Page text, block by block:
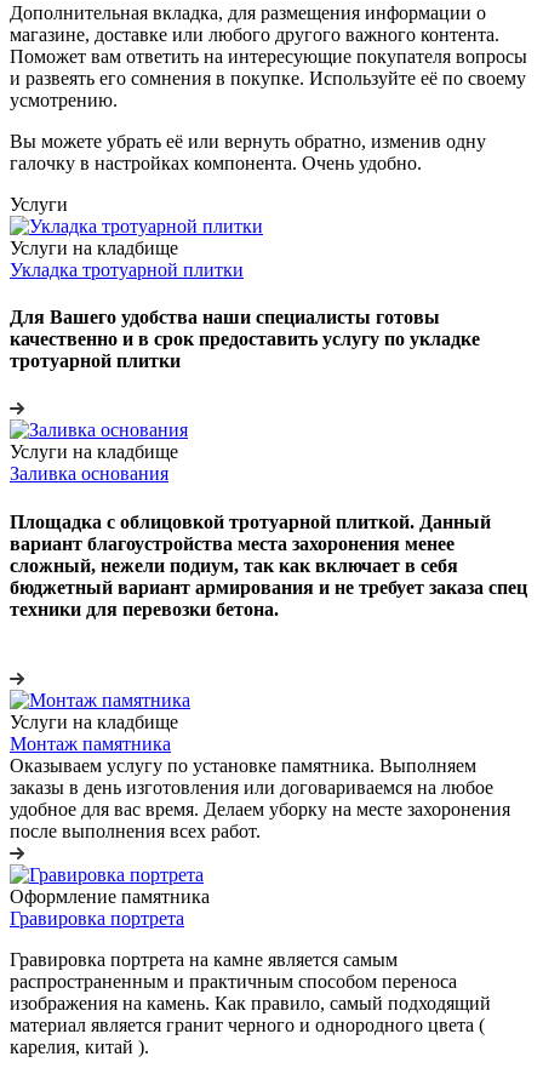
Дополнительная вкладка, для размещения информации о
магазине, доставке или любого другого важного контента.
Поможет вам ответить на интересующие покупателя вопросы
и развеять его сомнения в покупке. Используйте её по своему
усмотрению.
Вы можете убрать её или вернуть обратно, изменив одну
галочку в настройках компонента. Очень удобно.
Услуги
Услуги на кладбище
Укладка тротуарной плитки
Для Вашего удобства наши специалисты готовы
качественно и в срок предоставить услугу по укладке
тротуарной плитки
Услуги на кладбище
Заливка основания
Площадка с облицовкой тротуарной плиткой. Данный
вариант благоустройства места захоронения менее
сложный, нежели подиум, так как включает в себя
бюджетный вариант армирования и не требует заказа спец
техники для перевозки бетона.
Услуги на кладбище
Монтаж памятника
Оказываем услугу по установке памятника. Выполняем
заказы в день изготовления или договариваемся на любое
удобное для вас время. Делаем уборку на месте захоронения
после выполнения всех работ.
Оформление памятника
Гравировка портрета
Гравировка портрета на камне является самым
распространенным и практичным способом переноса
изображения на камень. Как правило, самый подходящий
материал является гранит черного и однородного цвета (
карелия, китай ).